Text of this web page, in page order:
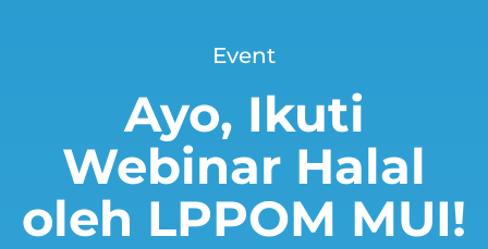
Event
Ayo, Ikuti
Webinar Halal
oleh LPPOM MUI!